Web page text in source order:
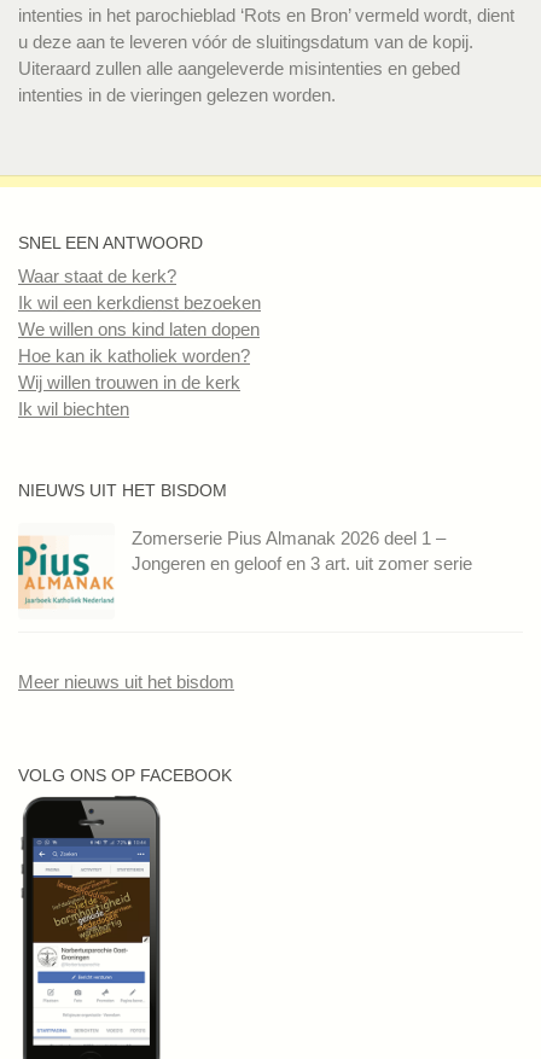
intenties in het parochieblad ‘Rots en Bron’ vermeld wordt, dient
u deze aan te leveren vóór de sluitingsdatum van de kopij.
Uiteraard zullen alle aangeleverde misintenties en gebed
intenties in de vieringen gelezen worden.
SNEL EEN ANTWOORD
Waar staat de kerk?
Ik wil een kerkdienst bezoeken
We willen ons kind laten dopen
Hoe kan ik katholiek worden?
Wij willen trouwen in de kerk
Ik wil biechten
NIEUWS UIT HET BISDOM
Zomerserie Pius Almanak 2026 deel 1 –
Jongeren en geloof en 3 art. uit zomer serie
Meer nieuws uit het bisdom
VOLG ONS OP FACEBOOK